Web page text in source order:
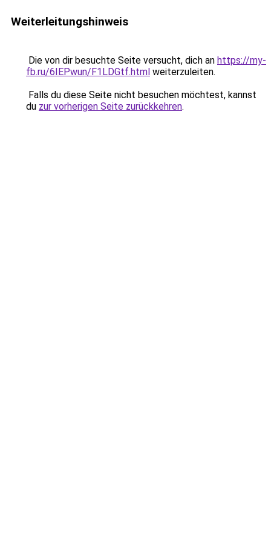
Weiterleitungshinweis
Die von dir besuchte Seite versucht, dich an https://my-
fb.ru/6IEPwun/F1LDGtf.html weiterzuleiten.
Falls du diese Seite nicht besuchen möchtest, kannst
du zur vorherigen Seite zurückkehren.